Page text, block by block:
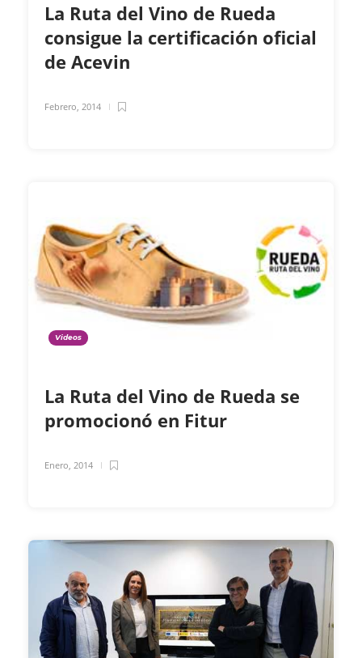
La Ruta del Vino de Rueda
consigue la certificación oficial
de Acevin
Febrero, 2014
Videos
La Ruta del Vino de Rueda se
promocionó en Fitur
Enero, 2014